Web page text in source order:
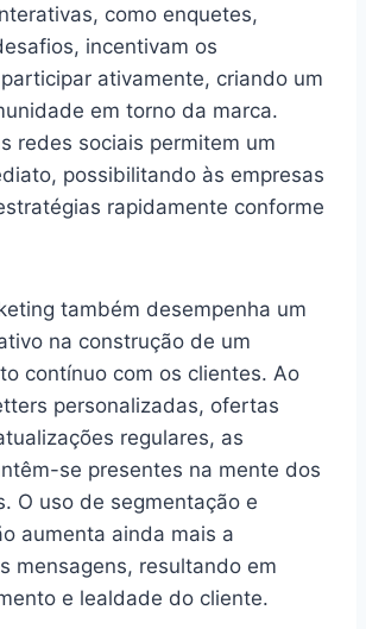
como enquetes,
incentivam os
ativamente, criando um
em torno da marca.
redes sociais permitem um
possibilitando às empresas
rapidamente conforme
também desempenha um
na construção de um
contínuo com os clientes. Ao
personalizadas, ofertas
regulares, as
se presentes na mente dos
O uso de segmentação e
aumenta ainda mais a
mensagens, resultando em
e lealdade do cliente.